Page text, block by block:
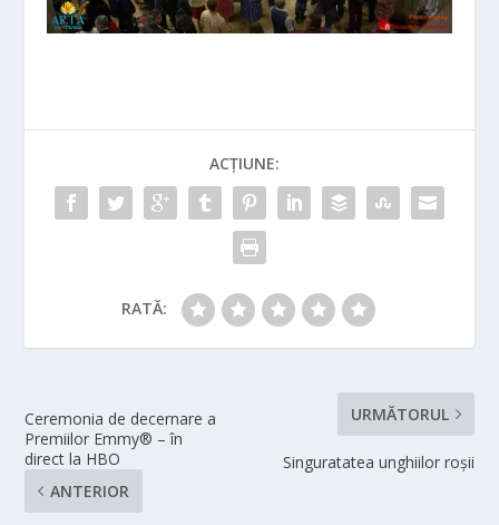
ACȚIUNE:
RATĂ:
Ceremonia de decernare a
Premiilor Emmy® – în
direct la HBO
ANTERIOR
URMĂTORUL
Singuratatea unghiilor roșii